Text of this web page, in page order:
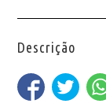
Descrição